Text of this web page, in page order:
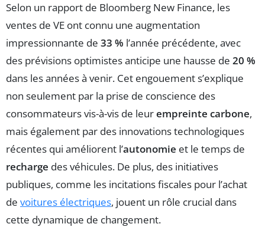
Selon un rapport de Bloomberg New Finance, les
ventes de VE ont connu une augmentation
impressionnante de 33 % l’année précédente, avec
des prévisions optimistes anticipe une hausse de 20 %
dans les années à venir. Cet engouement s’explique
non seulement par la prise de conscience des
consommateurs vis-à-vis de leurempreinte carbone,
mais également par des innovations technologiques
récentes qui améliorent l’autonomie et le temps de
recharge des véhicules. De plus, des initiatives
publiques, comme les incitations fiscales pour l’achat
de voitures électriques, jouent un rôle crucial dans
cette dynamique de changement.